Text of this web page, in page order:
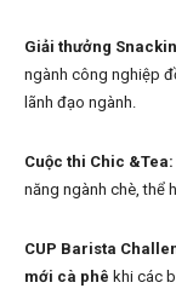
Giải thưởng
ngành công nghiệp
lãnh đạo ngành.
Cuộc thi Chic &Tea:
năng ngành chè, thể
CUP Barista
mới cà phê khi các